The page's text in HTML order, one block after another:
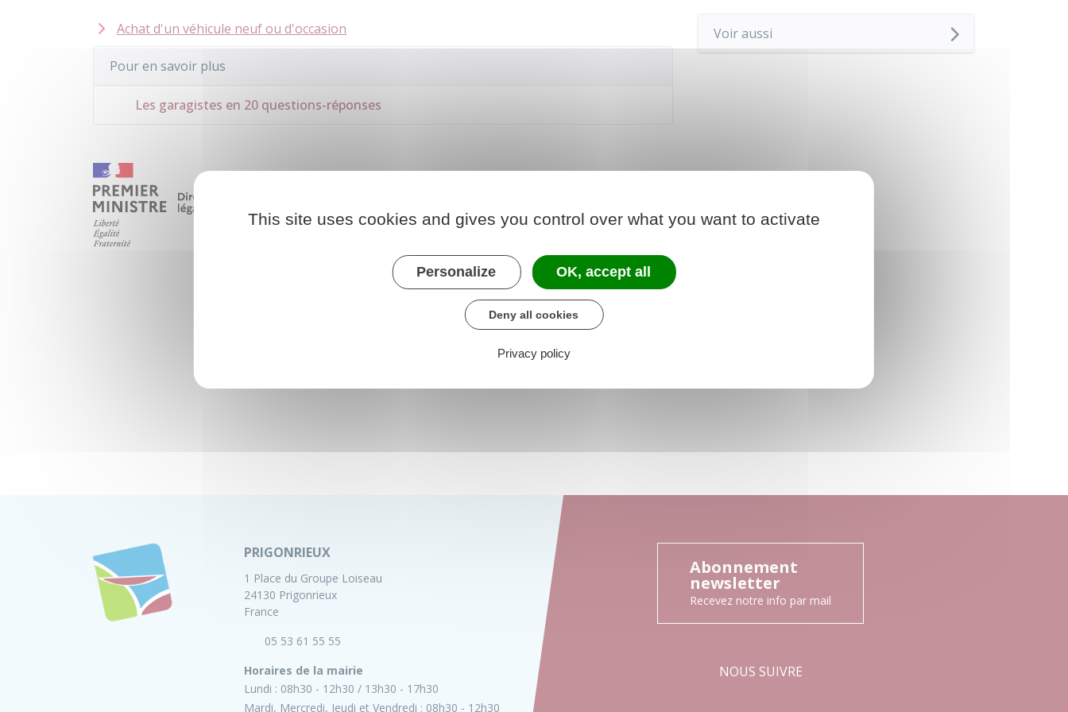
Achat d'un véhicule neuf ou d'occasion
Pour en savoir plus
Les garagistes en 20 questions-réponses
Voir aussi
PRIGONRIEUX
1 Place du Groupe Loiseau
24130 Prigonrieux
France
05 53 61 55 55
Horaires de la mairie
Lundi : 08h30 - 12h30
13h30 - 17h30
Mardi, Mercredi, Jeudi et Vendredi : 08h30 - 12h30
Abonnement
newsletter
Recevez notre info par mail
NOUS SUIVRE
This site uses cookies and gives you control over what you want to activate
Personalize OK, accept all
Deny all cookies
Privacy policy